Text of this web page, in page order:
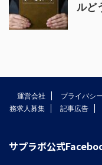
ルど
運営会社 プライバシ
務求人募集
記事広告
サプラボ公式